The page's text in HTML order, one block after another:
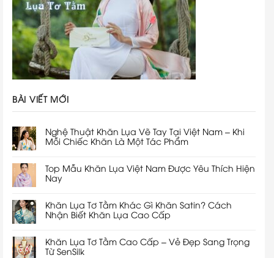
BÀI VIẾT MỚI
Nghệ Thuật Khăn Lụa Vẽ Tay Tại Việt Nam – Khi
Mỗi Chiếc Khăn Là Một Tác Phẩm
Top Mẫu Khăn Lụa Việt Nam Được Yêu Thích Hiện
Nay
Khăn Lụa Tơ Tằm Khác Gì Khăn Satin? Cách
Nhận Biết Khăn Lụa Cao Cấp
Khăn Lụa Tơ Tằm Cao Cấp – Vẻ Đẹp Sang Trọng
Từ SenSilk